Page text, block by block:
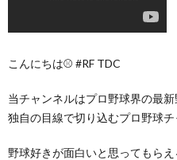
こんにちは⚾️ #RF TDC
当チャンネルはプロ野球界の最
独自の目線で切り込むプロ野球チ
野球好きが面白いと思ってもら